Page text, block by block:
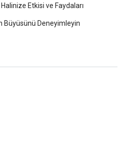
Etkisi ve Faydaları
Büyüsünü Deneyimleyin